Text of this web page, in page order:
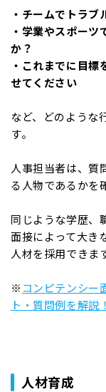
・チームでトラブ
・学業やスポー
か？
・これまでに目
せてください
など、どのような
す。
人事担当者は、質
る人物であるかを
同じような学歴、
面接によって大き
人材を採用できま
※ コンピテンシー
ト・質問例を解説！
人材育成